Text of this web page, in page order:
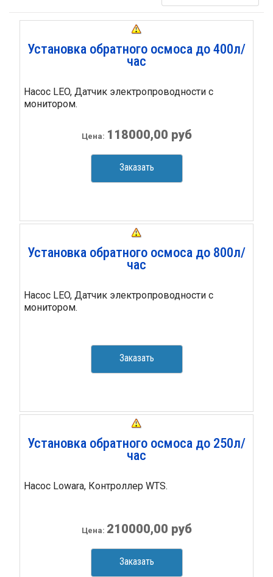
Установка обратного осмоса до 400л/
час
Насос LEO, Датчик электропроводности с
монитором.
Цена: 118000,00 руб
Заказать
Установка обратного осмоса до 800л/
час
Насос LEO, Датчик электропроводности с
монитором.
Заказать
Установка обратного осмоса до 250л/
час
Насос Lowara, Контроллер WTS.
Цена: 210000,00 руб
Заказать